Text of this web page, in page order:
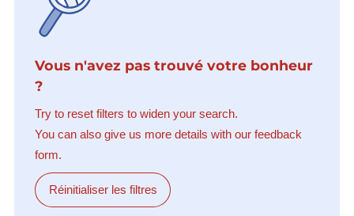
Vous n'avez pas trouvé votre bonheur
?
Try to reset filters to widen your search.
You can also give us more details with our feedback
form.
Réinitialiser les filtres